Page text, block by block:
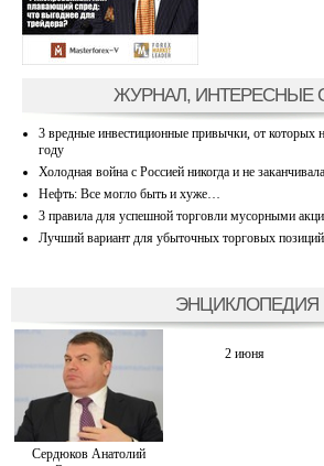
ЖУРНАЛ, ИНТЕРЕСНЫЕ
3 вредные инвестиционные привычки, от которых
году
Холодная война с Россией никогда и не
Нефть: Все могло быть и хуже…
3 правила для успешной торговли мусорными
Лучший вариант для убыточных торговых
ЭНЦИКЛОПЕДИЯ
Сердюков Анатолий
2 июня